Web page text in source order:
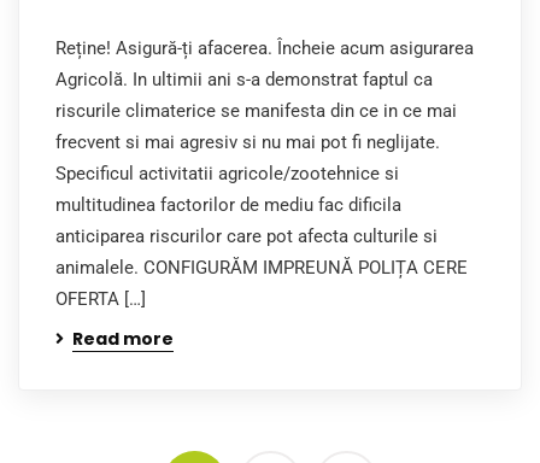
Reține! Asigură-ți afacerea. Încheie acum asigurarea
Agricolă. In ultimii ani s-a demonstrat faptul ca
riscurile climaterice se manifesta din ce in ce mai
frecvent si mai agresiv si nu mai pot fi neglijate.
Specificul activitatii agricole/zootehnice si
multitudinea factorilor de mediu fac dificila
anticiparea riscurilor care pot afecta culturile si
animalele. CONFIGURĂM IMPREUNĂ POLIȚA CERE
OFERTA […]
Read more